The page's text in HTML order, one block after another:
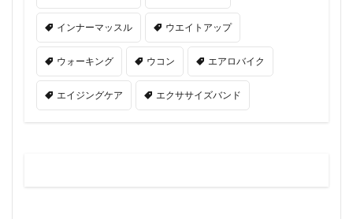
インナーマッスル ウエイトアップ
ウォーキング ウコン エアロバイク
エイジングケア エクササイズバンド